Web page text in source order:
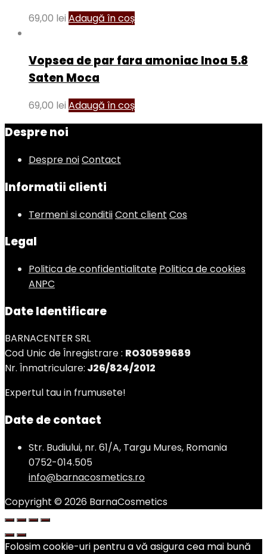
69,00 lei Adaugă în coș
Vopsea de par fara amoniac Inoa 5.8
Saten Moca
69,00 lei Adaugă în coș
Despre noi
Despre noiContact
Informatii clienti
Termeni si conditiiCont client Cos
Legal
Politica de confidentialitate Politica de cookies
ANPC
Date Identificare
BARNACENTER SRL
Cod Unic de Înregistrare : RO30599689
Nr. Înmatriculare: J26/824/2012
Expertul tau in frumusete!
Date de contact
Str. Budiului, nr. 61/A, Targu Mures, Romania
0752-014.505
info@barnacosmetics.ro
Copyright © 2026 BarnaCosmetics
Folosim cookie-uri pentru a vă asigura cea mai bună